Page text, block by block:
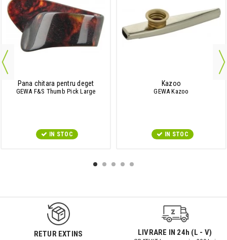
Pana chitara pentru deget
GEWA F&S Thumb Pick Large
IN STOC
Kazoo
GEWA Kazoo
IN STOC
RETUR EXTINS LIVRARE IN 24h (L - V)